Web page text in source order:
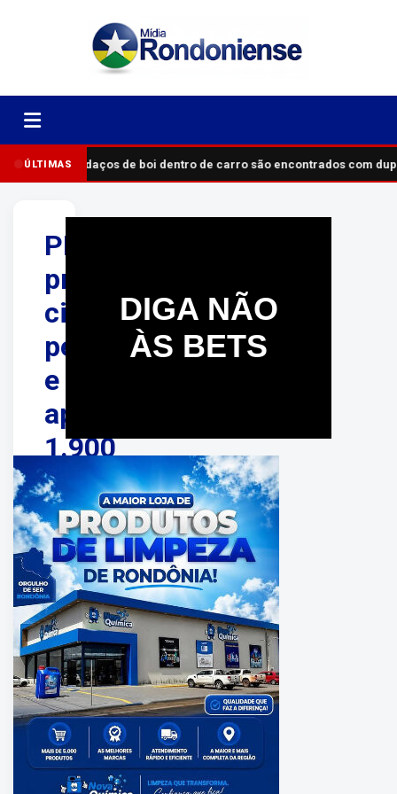
ÚLTIMASPedaços de boi dentro de carro são encontrados com
PF
prende
cinco
pessoas
e
apreende
1.900
litros
de
combustível
contrabandeado
em
Rondônia
PUBLICADO
EM:
junho
05,
2026
DIGA NÃO
ÀS BETS